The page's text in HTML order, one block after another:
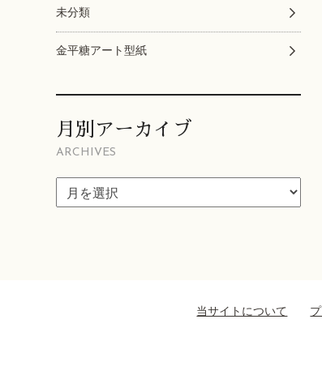
未分類
金平糖アート型紙
月別アーカイブ
ARCHIVES
当サイトについて